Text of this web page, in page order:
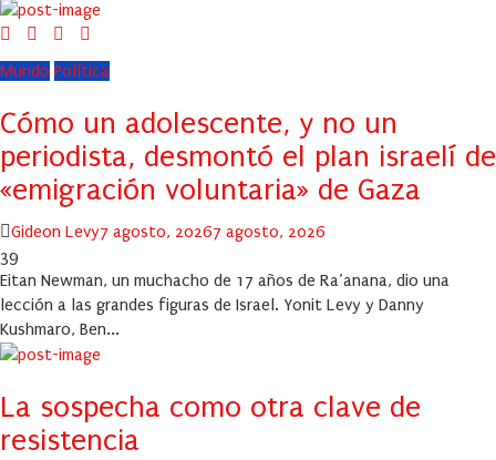
Mundo Política
Cómo un adolescente, y no un
periodista, desmontó el plan israelí de
«emigración voluntaria» de Gaza
Author
Gideon LevyPosted
7 agosto, 20267 agosto, 2026
39
Eitan Newman, un muchacho de 17 años de Ra’anana, dio una
lección a las grandes figuras de Israel. Yonit Levy y Danny
Kushmaro, Ben...
La sospecha como otra clave de
resistencia